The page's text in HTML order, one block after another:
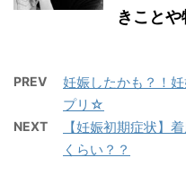
きことや
PREV
妊娠したかも？！
プリ☆
NEXT
【妊娠初期症状】
くらい？？